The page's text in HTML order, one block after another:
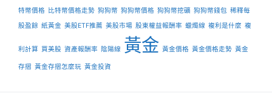
特幣價格 比特幣價格走勢 狗狗幣 狗狗幣價格 狗狗幣挖礦 狗狗幣錢包 稀釋每
股盈餘 紙黃金 美股ETF推薦 美股市場 股東權益報酬率 蠟燭線 複利是什麼 複
利計算 買美股 資產報酬率 陰陽線 黃金 黃金價格 黃金價格走勢 黃金
存摺 黃金存摺怎麼玩 黃金投資